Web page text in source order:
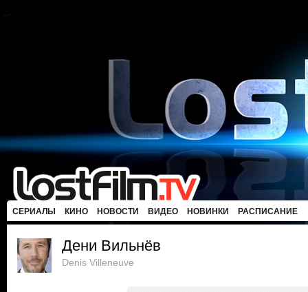
СЕРИАЛЫ КИНО НОВОСТИ ВИДЕО НОВИНКИ РАСПИСАНИЕ
Дени Вильнёв
Denis Villeneuve